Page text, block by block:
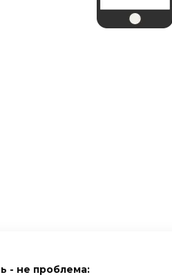
- не проблема: